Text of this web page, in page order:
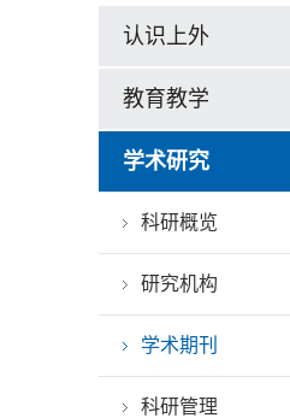
认识上外
教育教学
学术研究
科研概览
研究机构
学术期刊
科研管理